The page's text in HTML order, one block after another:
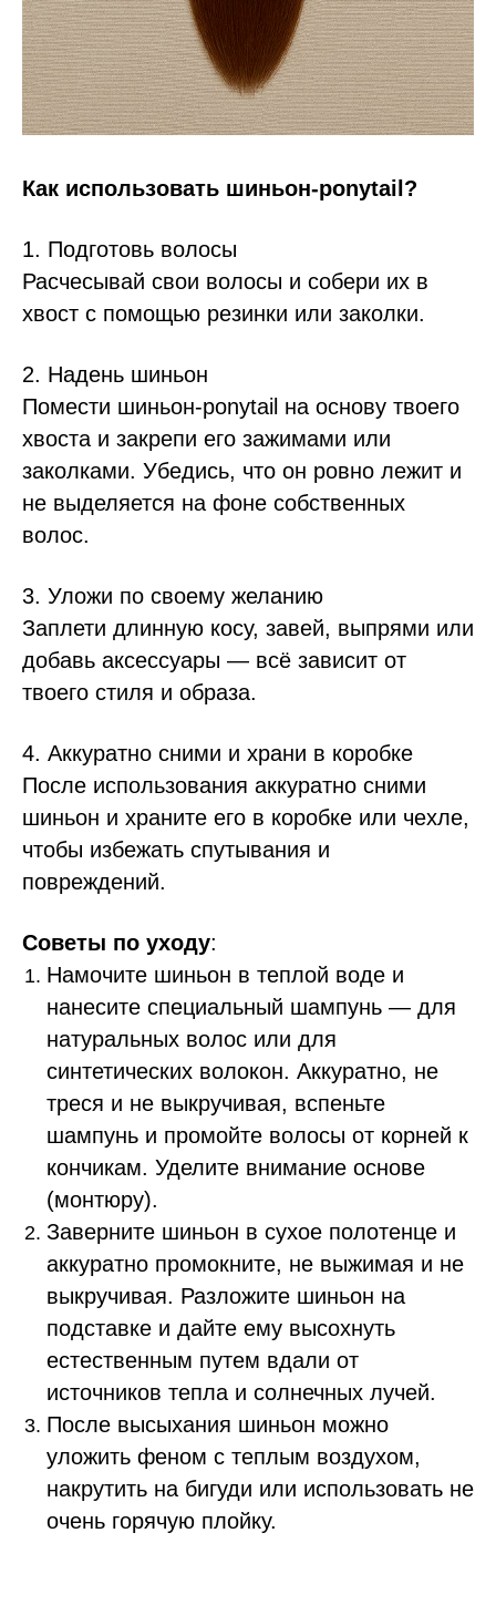
Как использовать шиньон-ponytail?
1. Подготовь волосы
Расчесывай свои волосы и собери их в
хвост с помощью резинки или заколки.
2. Надень шиньон
Помести шиньон-ponytail на основу твоего
хвоста и закрепи его зажимами или
заколками. Убедись, что он ровно лежит и
не выделяется на фоне собственных
волос.
3. Уложи по своему желанию
Заплети длинную косу, завей, выпрями или
добавь аксессуары — всё зависит от
твоего стиля и образа.
4. Аккуратно сними и храни в коробке
После использования аккуратно сними
шиньон и храните его в коробке или чехле,
чтобы избежать спутывания и
повреждений.
Советы по уходу:
Намочите шиньон в теплой воде и
нанесите специальный шампунь — для
натуральных волос или для
синтетических волокон. Аккуратно, не
треся и не выкручивая, вспеньте
шампунь и промойте волосы от корней к
кончикам. Уделите внимание основе
(монтюру).
Заверните шиньон в сухое полотенце и
аккуратно промокните, не выжимая и не
выкручивая. Разложите шиньон на
подставке и дайте ему высохнуть
естественным путем вдали от
источников тепла и солнечных лучей.
После высыхания шиньон можно
уложить феном с теплым воздухом,
накрутить на бигуди или использовать не
очень горячую плойку.